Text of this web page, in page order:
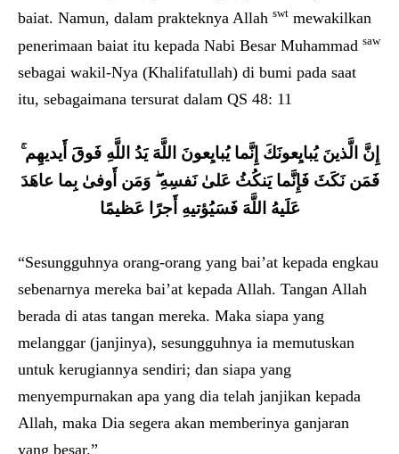
baiat. Namun, dalam prakteknya Allah swt mewakilkan
penerimaan baiat itu kepada Nabi Besar Muhammad saw
sebagai wakil-Nya (Khalifatullah) di bumi pada saat
itu, sebagaimana tersurat dalam QS 48: 11
إِنَّ الَّذينَ يُبايِعونَكَ إِنَّما يُبايِعونَ اللَّهَ يَدُ اللَّهِ فَوقَ أَيديهِم ۚ
فَمَن نَكَثَ فَإِنَّما يَنكُثُ عَلىٰ نَفسِهِ ۖ وَمَن أَوفىٰ بِما عاهَدَ
عَلَيهُ اللَّهَ فَسَيُؤتيهِ أَجرًا عَظيمًا
“Sesungguhnya orang-orang yang bai’at kepada engkau
sebenarnya mereka bai’at kepada Allah. Tangan Allah
berada di atas tangan mereka. Maka siapa yang
melanggar (janjinya), sesungguhnya ia memutuskan
untuk kerugiannya sendiri; dan siapa yang
menyempurnakan apa yang dia telah janjikan kepada
Allah, maka Dia segera akan memberinya ganjaran
yang besar.”